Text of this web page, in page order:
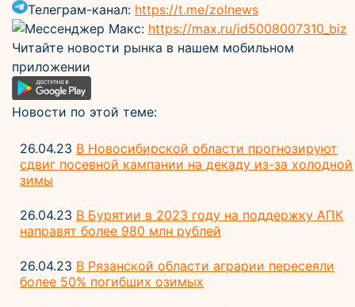
Телеграм-канал: https://t.me/zolnews
Мессенджер Макс: https://max.ru/id5008007310_biz
Читайте новости рынка в нашем мобильном
приложении
Новости по этой теме:
26.04.23 В Новосибирской области прогнозируют
сдвиг посевной кампании на декаду из-за холодной
зимы
26.04.23 В Бурятии в 2023 году на поддержку АПК
направят более 980 млн рублей
26.04.23 В Рязанской области аграрии пересеяли
более 50% погибших озимых